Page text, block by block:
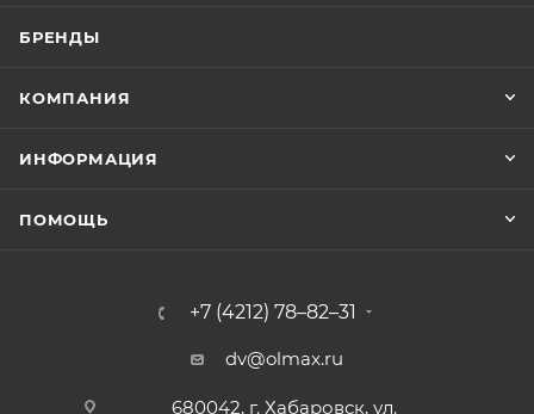
БРЕНДЫ
КОМПАНИЯ
ИНФОРМАЦИЯ
ПОМОЩЬ
+7 (4212) 78–82–31
dv@olmax.ru
680042, г. Хабаровск, ул.